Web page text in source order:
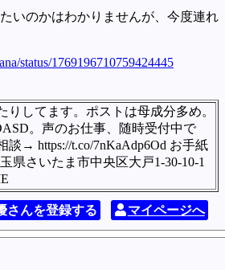
いのかはわかりませんが、今度連れ
status/1769196710759424445
りしてます。ポストは母成分多め。
。声のお仕事、随時受付中で
談→ https://t.co/7nKaAdp6Od お手紙
県さいたま市中央区大戸1-30-10-1
さんを登録する マイページへ